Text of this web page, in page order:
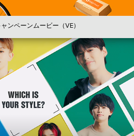
ンペーンムービー（VE）